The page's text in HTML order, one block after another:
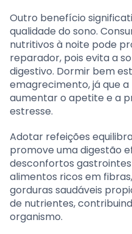
Outro benefício
qualidade do sono.
nutritivos à noite pode
reparador, pois evita a
digestivo. Dormir bem
emagrecimento, já que
aumentar o apetite e a
estresse.
Adotar refeições
promove uma digestão
desconfortos
alimentos ricos em
gorduras saudáveis
de nutrientes,
organismo.